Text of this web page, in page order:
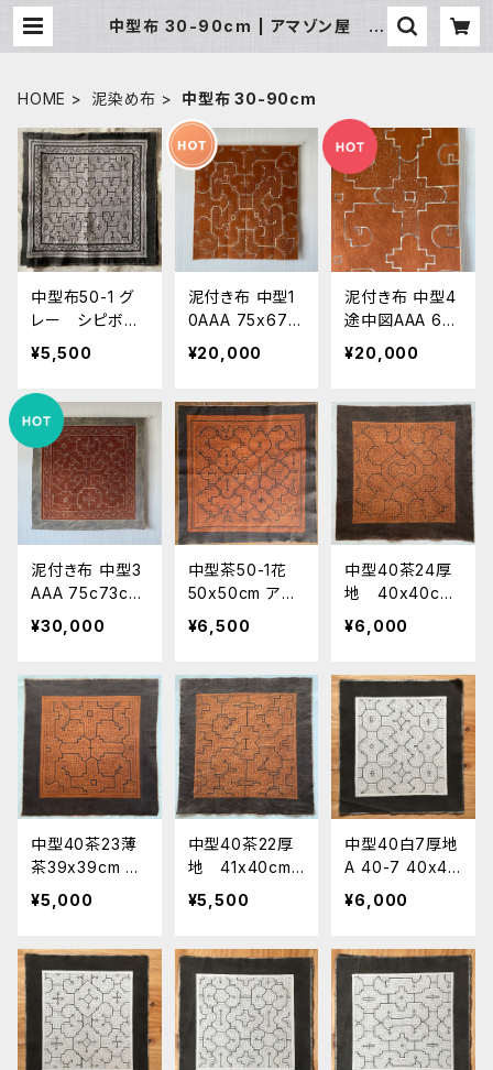
中型布 30-90cm | アマゾン屋 シ
HOME 泥染め布 中型布 30-90cm
中型布50-1 グ
レー シピボ族
の泥染め
¥5,500
泥付き布 中型1
0AAA 75x67c
m シピボ族 ア
マゾンの泥染め
タペストリー
インテリア雑
貨 幾何学模様
¥20,000
泥付き布 中型4
途中図AAA 64
×69cm タペス
トリー シピボ
泥染め
¥20,000
泥付き布 中型3
AAA 75c73cm
シピボ族 アマ
ゾンの泥染め
¥30,000
中型茶50-1花
50x50cm アマ
ゾンの泥染め
shipibo シピボ
ンの草木染め
風呂敷サイズ
タロット祭壇用
¥6,500
中型40茶24厚
地 40x40cm
クッション シピ
ボ族の泥染め
¥6,000
中型40茶23薄
茶39x39cm シ
ピボ族の泥染
め AA
¥5,000
中型40茶22厚
地 41x40cm
クッション シピ
ボ族の泥染め
¥5,500
中型40白7厚地
A 40-7 40x43
cm 南米アマゾ
ン シピボ族の
¥6,000